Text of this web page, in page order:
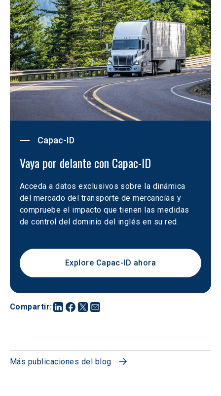
Compartir:
Capac-ID
Vaya por delante con Capac-ID
Acceda a datos exclusivos sobre la dinámica
del mercado del transporte de mercancías y
compruebe el impacto que tienen las medidas
de control del dominio del inglés en su red.
Explore Capac-ID ahora
Más publicaciones del blog